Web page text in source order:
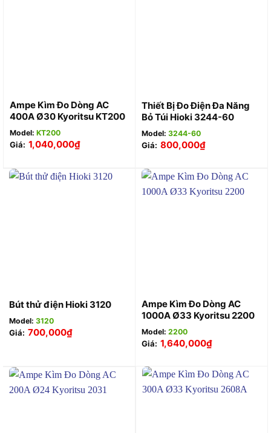
Ampe Kìm Đo Dòng AC
400A Ø30 Kyoritsu KT200
Model: KT200
Giá: 1,040,000₫
Thiết Bị Đo Điện Đa Năng
Bỏ Túi Hioki 3244-60
Model: 3244-60
Giá: 800,000₫
Bút thử điện Hioki 3120
Model: 3120
Giá: 700,000₫
Ampe Kìm Đo Dòng AC
1000A Ø33 Kyoritsu 2200
Model: 2200
Giá: 1,640,000₫